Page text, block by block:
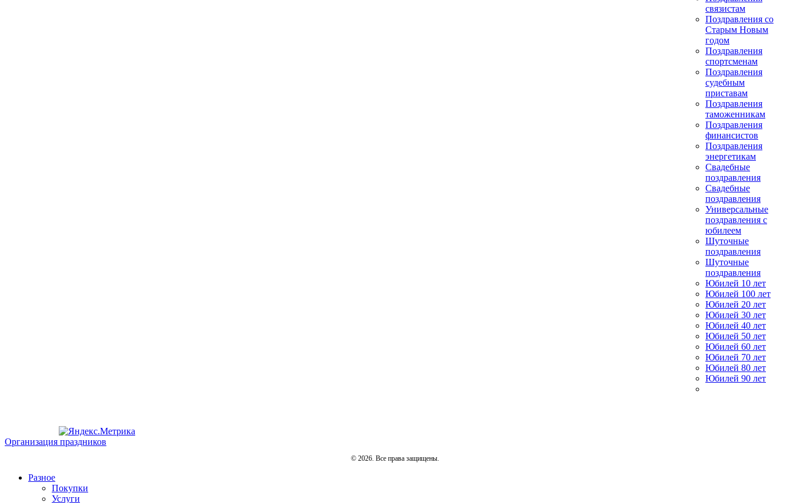
связистам
Поздравления со
Старым Новым
годом
Поздравления
спортсменам
Поздравления
судебным
приставам
Поздравления
таможенникам
Поздравления
финансистов
Поздравления
энергетикам
Свадебные
поздравления
Свадебные
поздравления
Универсальные
поздравления с
юбилеем
Шуточные
поздравления
Шуточные
поздравления
Юбилей 10 лет
Юбилей 100 лет
Юбилей 20 лет
Юбилей 30 лет
Юбилей 40 лет
Юбилей 50 лет
Юбилей 60 лет
Юбилей 70 лет
Юбилей 80 лет
Юбилей 90 лет
Организация праздников
© 2026. Все права защищены.
Разное
Покупки
Услуги